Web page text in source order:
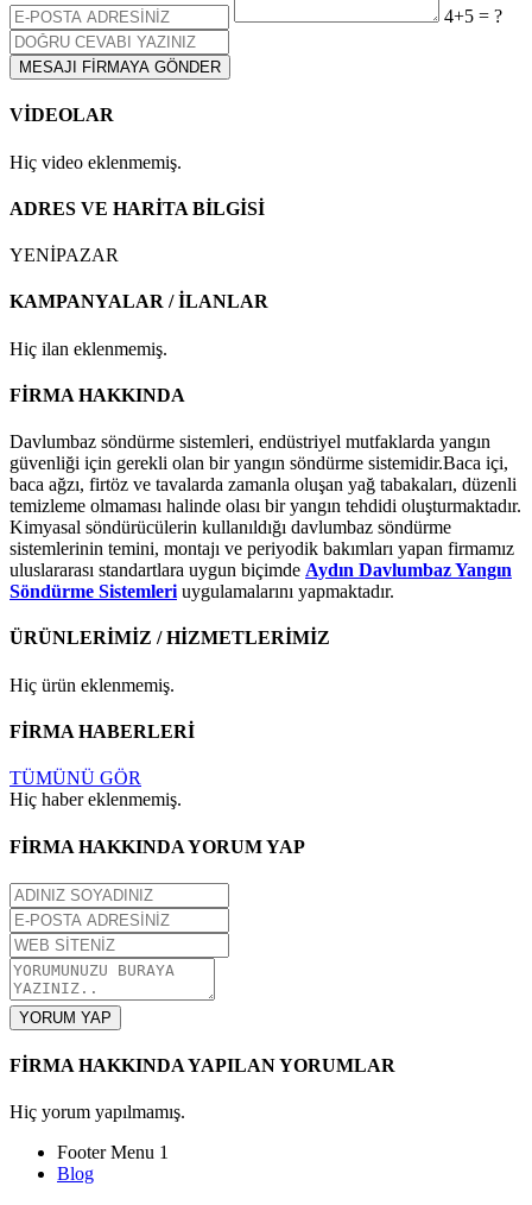
4+5 = ?
MESAJI FİRMAYA GÖNDER
VİDEOLAR
Hiç video eklenmemiş.
ADRES VE HARİTA BİLGİSİ
YENİPAZAR
KAMPANYALAR / İLANLAR
Hiç ilan eklenmemiş.
FİRMA HAKKINDA
Davlumbaz söndürme sistemleri, endüstriyel mutfaklarda yangın
güvenliği için gerekli olan bir yangın söndürme sistemidir.Baca içi,
baca ağzı, firtöz ve tavalarda zamanla oluşan yağ tabakaları, düzenli
temizleme olmaması halinde olası bir yangın tehdidi oluşturmaktadır.
Kimyasal söndürücülerin kullanıldığı davlumbaz söndürme
sistemlerinin temini, montajı ve periyodik bakımları yapan firmamız
uluslararası standartlara uygun biçimde Aydın Davlumbaz Yangın
Söndürme Sistemleri uygulamalarını yapmaktadır.
ÜRÜNLERİMİZ / HİZMETLERİMİZ
Hiç ürün eklenmemiş.
FİRMA HABERLERİ
TÜMÜNÜ GÖR
Hiç haber eklenmemiş.
FİRMA HAKKINDA YORUM YAP
YORUM YAP
FİRMA HAKKINDA YAPILAN YORUMLAR
Hiç yorum yapılmamış.
Footer Menu 1
Blog